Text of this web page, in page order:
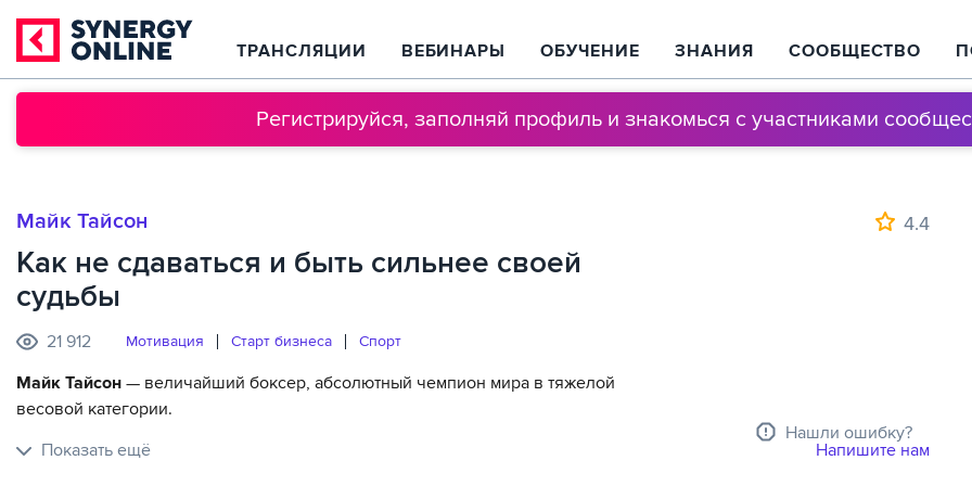
ТРАНСЛЯЦИИ ВЕБИНАРЫ ОБУЧЕНИЕ ЗНАНИЯ СООБЩЕСТВО
Регистрируйся, заполняй профиль и знакомься с участниками
Майк Тайсон
Как не сдаваться и быть сильнее своей
судьбы
21 912 Мотивация Старт бизнеса Спорт
Майк Тайсон — величайший боксер, абсолютный чемпион мира в тяжелой
весовой категории.
В интервью спортсмен рассказывает о своей выдающейся карьере,
Показать ещё
4.4
Нашли ошибку?
Напишите нам